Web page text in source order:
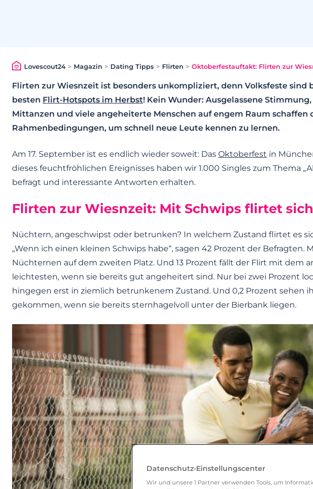
Lovescout24> Magazin > Dating Tipps > Flirten > Oktoberfestauftakt: Flirten zur
Flirten zur Wiesnzeit ist besonders unkompliziert, denn Volksfeste sind
besten Flirt-Hotspots im Herbst! Kein Wunder: Ausgelassene
Mittanzen und viele angeheiterte Menschen auf engem Raum schaffen
Rahmenbedingungen, um schnell neue Leute kennen zu lernen.
Am 17. September ist es endlich wieder soweit: Das Oktoberfest in
dieses feuchtfröhlichen Ereignisses haben wir 1.000 Singles zum Thema
befragt und interessante Antworten erhalten.
Flirten zur Wiesnzeit: Mit Schwips flirtet
Nüchtern, angeschwipst oder betrunken? In welchem Zustand flirtet es
„Wenn ich einen kleinen Schwips habe“, sagen 42 Prozent der Befragten.
Nüchternen auf dem zweiten Platz. Und 13 Prozent fällt der Flirt mit dem
leichtesten, wenn sie bereits gut angeheitert sind. Nur bei zwei Prozent
hingegen erst in ziemlich betrunkenem Zustand. Und 0,2 Prozent sehen
gekommen, wenn sie bereits sternhagelvoll unter der Bierbank liegen.
Datenschutz-Einstellungscenter
Wir und unsere 1 Partner verwenden Tools, um